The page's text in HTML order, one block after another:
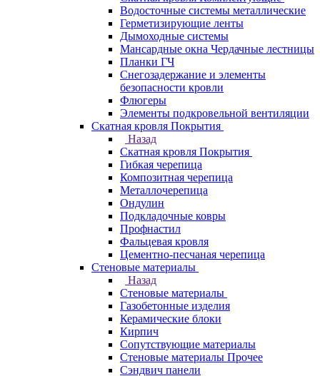
Водосточные системы металлические
Герметизирующие ленты
Дымоходные системы
Мансардные окна Чердачные лестницы
Планки ГЧ
Снегозадержание и элементы
безопасности кровли
Флюгеры
Элементы подкровельной вентиляции
Скатная кровля Покрытия
Назад
Скатная кровля Покрытия
Гибкая черепица
Композитная черепица
Металлочерепица
Ондулин
Подкладочные ковры
Профнастил
Фальцевая кровля
Цементно-песчаная черепица
Стеновые материалы
Назад
Стеновые материалы
Газобетонные изделия
Керамические блоки
Кирпич
Сопутствующие материалы
Стеновые материалы Прочее
Сэндвич панели